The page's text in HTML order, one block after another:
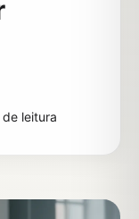
leitura